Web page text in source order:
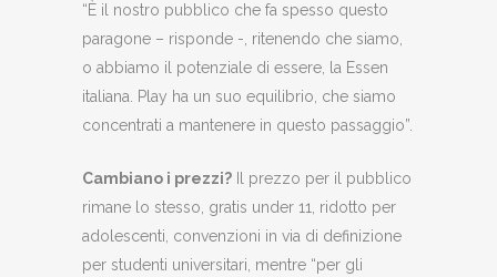
“È il nostro pubblico che fa spesso questo
paragone – risponde -, ritenendo che siamo,
o abbiamo il potenziale di essere, la Essen
italiana. Play ha un suo equilibrio, che siamo
concentrati a mantenere in questo passaggio”.
Cambiano i prezzi? Il prezzo per il pubblico
rimane lo stesso, gratis under 11, ridotto per
adolescenti, convenzioni in via di definizione
per studenti universitari, mentre “per gli